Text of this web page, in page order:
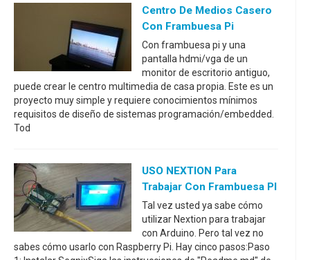
Centro De Medios Casero
Con Frambuesa Pi
Con frambuesa pi y una
pantalla hdmi/vga de un
monitor de escritorio antiguo,
puede crear le centro multimedia de casa propia. Este es un
proyecto muy simple y requiere conocimientos mínimos
requisitos de diseño de sistemas programación/embedded.
Tod
USO NEXTION Para
Trabajar Con Frambuesa PI
Tal vez usted ya sabe cómo
utilizar Nextion para trabajar
con Arduino. Pero tal vez no
sabes cómo usarlo con Raspberry Pi. Hay cinco pasos:Paso